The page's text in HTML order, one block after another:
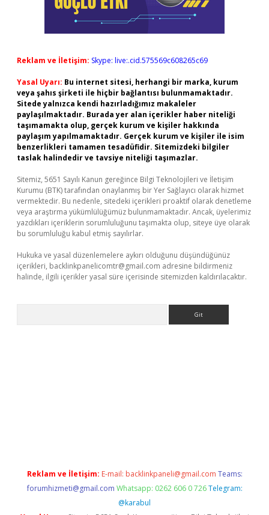
Reklam ve İletişim: Skype: live:.cid.575569c608265c69
Yasal Uyarı: Bu internet sitesi, herhangi bir marka, kurum
veya şahıs şirketi ile hiçbir bağlantısı bulunmamaktadır.
Sitede yalnızca kendi hazırladığımız makaleler
paylaşılmaktadır. Burada yer alan içerikler haber niteliği
taşımamakta olup, gerçek kurum ve kişiler hakkında
paylaşım yapılmamaktadır. Gerçek kurum ve kişiler ile isim
benzerlikleri tamamen tesadüfidir. Sitemizdeki bilgiler
taslak halindedir ve tavsiye niteliği taşımazlar.
Sitemiz, 5651 Sayılı Kanun gereğince Bilgi Teknolojileri ve İletişim
Kurumu (BTK) tarafından onaylanmış bir Yer Sağlayıcı olarak hizmet
vermektedir. Bu nedenle, sitedeki içerikleri proaktif olarak denetleme
veya araştırma yükümlülüğümüz bulunmamaktadır. Ancak, üyelerimiz
yazdıkları içeriklerin sorumluluğunu taşımakta olup, siteye üye olarak
bu sorumluluğu kabul etmiş sayılırlar.
Hukuka ve yasal düzenlemelere aykırı olduğunu düşündüğünüz
içerikleri, backlinkpanelicomtr@gmail.com adresine bildirmeniz
halinde, ilgili içerikler yasal süre içerisinde sitemizden kaldırılacaktır.
Reklam ve İletişim: E-mail: backlinkpaneli@gmail.com Teams:
forumhizmeti@gmail.com Whatsapp: 0262 606 0 726 Telegram:
@karabul